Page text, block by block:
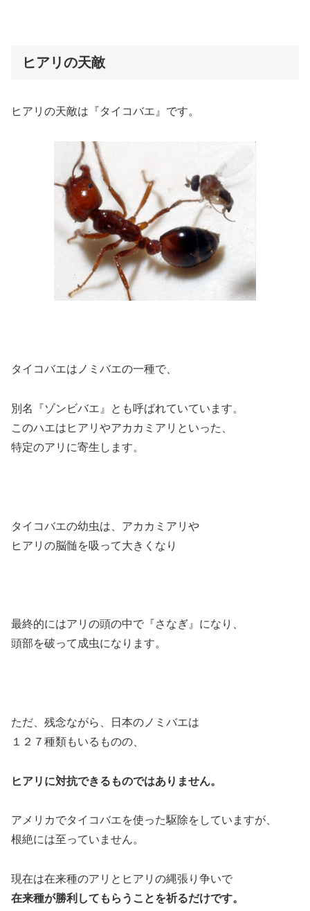
ヒアリの天敵
ヒアリの天敵は『タイコバエ』です。
タイコバエはノミバエの一種で、
別名『ゾンビバエ』とも呼ばれていています。
このハエはヒアリやアカカミアリといった、
特定のアリに寄生します。
タイコバエの幼虫は、アカカミアリや
ヒアリの脳髄を吸って大きくなり
最終的にはアリの頭の中で『さなぎ』になり、
頭部を破って成虫になります。
ただ、残念ながら、日本のノミバエは
１２７種類もいるものの、
ヒアリに対抗できるものではありません。
アメリカでタイコバエを使った駆除をしていますが、
根絶には至っていません。
現在は在来種のアリとヒアリの縄張り争いで
在来種が勝利してもらうことを祈るだけです。